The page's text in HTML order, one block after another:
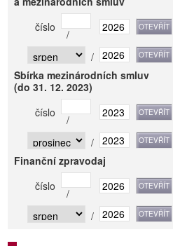
číslo
/
/
Sbírka mezinárodních smluv
(do 31. 12. 2023)
číslo
/
/
Finanční zpravodaj
číslo
/
/